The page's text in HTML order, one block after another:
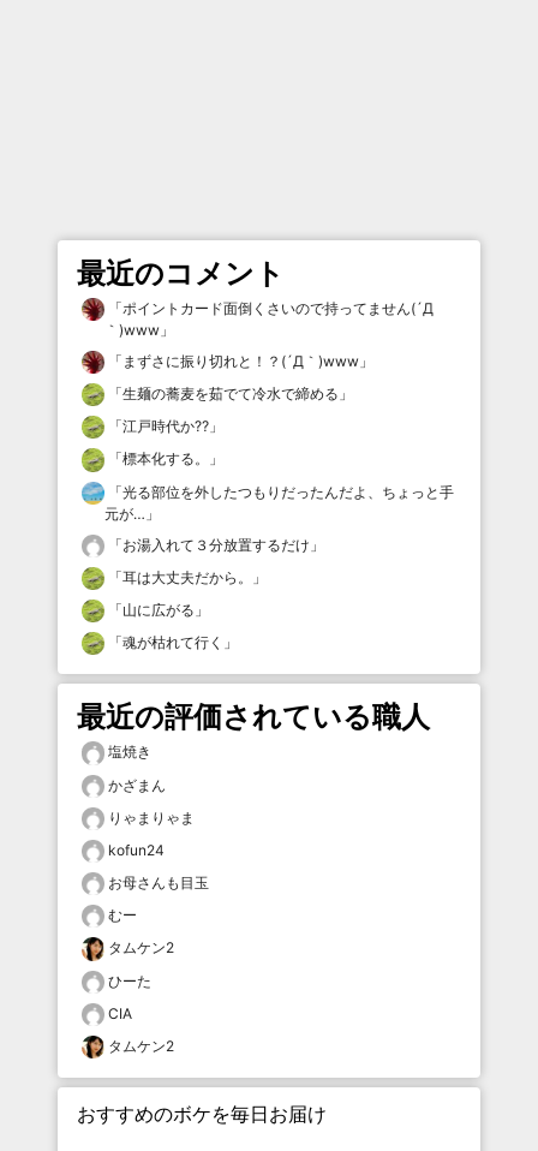
最近のコメント
「ポイントカード面倒くさいので持ってません(´Д
｀)www 」
「 まずさに振り切れと！？(´Д｀)www 」
「生麺の蕎麦を茹でて冷水で締める 」
「江戸時代か⁇ 」
「標本化する。
」
「光る部位を外したつもりだったんだよ、ちょっと手
元が… 」
「お湯入れて３分放置するだけ 」
「耳は大丈夫だから。
」
「山に広がる 」
「魂が枯れて行く 」
最近の評価されている職人
塩焼き
かざまん
りゃまりゃま
kofun24
お母さんも目玉
むー
タムケン2
ひーた
CIA
タムケン2
おすすめのボケを毎日お届け